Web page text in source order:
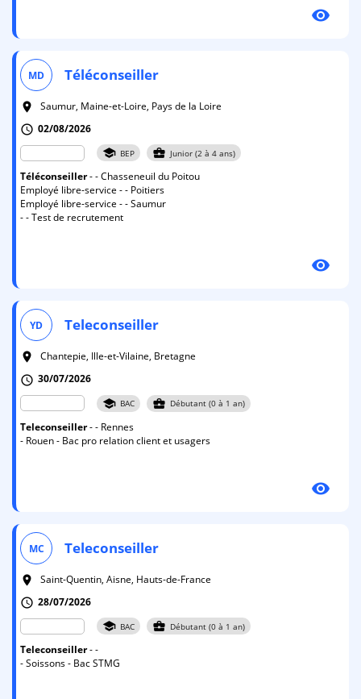
visibility
MD Téléconseiller
room
Saumur, Maine-et-Loire, Pays de la Loire
schedule 02/08/2026
school BEP business_center Junior (2 à 4 ans)
Téléconseiller- - Chasseneuil du Poitou
Employé libre-service - - Poitiers
Employé libre-service - - Saumur
- - Test de recrutement
visibility
YD Teleconseiller
room
Chantepie, Ille-et-Vilaine, Bretagne
schedule 30/07/2026
school BAC business_center Débutant (0 à 1 an)
Teleconseiller- - Rennes
- Rouen - Bac pro relation client et usagers
visibility
MC Teleconseiller
room
Saint-Quentin, Aisne, Hauts-de-France
schedule 28/07/2026
school BAC business_center Débutant (0 à 1 an)
Teleconseiller- -
- Soissons - Bac STMG